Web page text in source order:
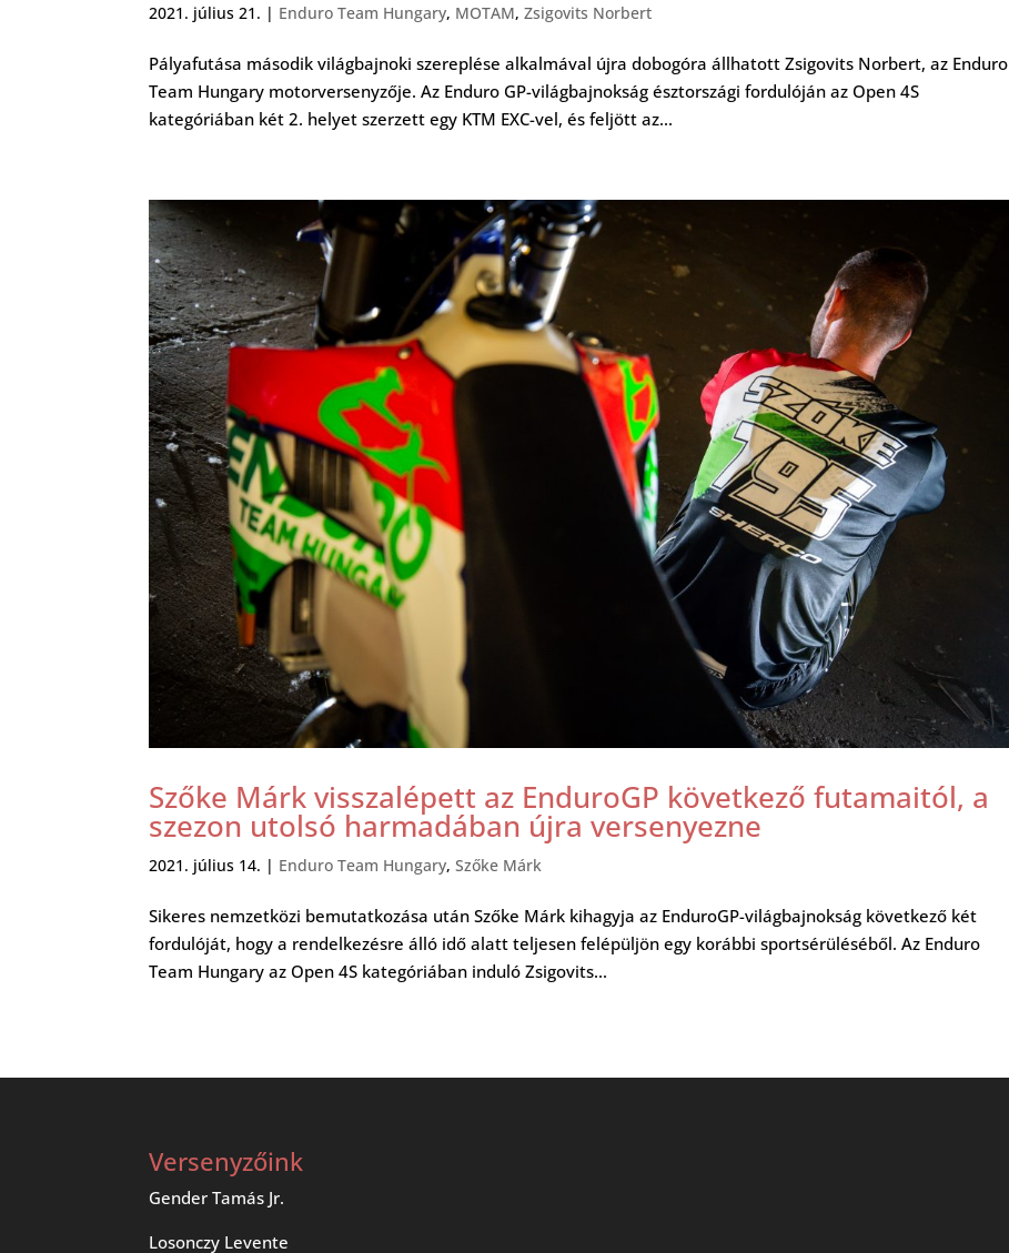
2021. július 21. | Enduro Team Hungary, MOTAM,Zsigovits Norbert
Pályafutása második világbajnoki szereplése alkalmával újra dobogóra állhatott Zsigovits Norbert, az Enduro
Team Hungary motorversenyzője. Az Enduro GP-világbajnokság észtországi fordulóján az Open 4S
kategóriában két 2. helyet szerzett egy KTM EXC-vel, és feljött az...
Szőke Márk visszalépett az EnduroGP következő futamaitól, a
szezon utolsó harmadában újra versenyezne
2021. július 14. | Enduro Team Hungary,Szőke Márk
Sikeres nemzetközi bemutatkozása után Szőke Márk kihagyja az EnduroGP-világbajnokság következő két
fordulóját, hogy a rendelkezésre álló idő alatt teljesen felépüljön egy korábbi sportsérüléséből. Az Enduro
Team Hungary az Open 4S kategóriában induló Zsigovits...
Versenyzőink
Gender Tamás Jr.
Losonczy Levente